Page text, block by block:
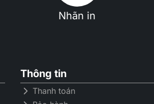
Nhãn in
Thông tin
Thanh toán